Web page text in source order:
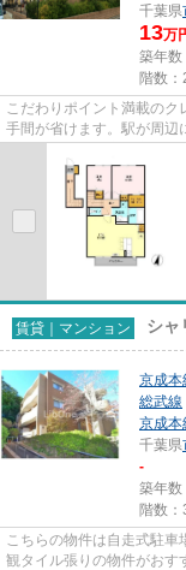
千葉県
13万
築年数
階数：
こだわりポイント満載のク
手間が省けます。駅が周辺
賃貸｜マンション シャ
京成本
総武線
京成本
千葉県
-
築年数
階数：
こちらの物件は自走式駐
観タイル張りの物件がおす